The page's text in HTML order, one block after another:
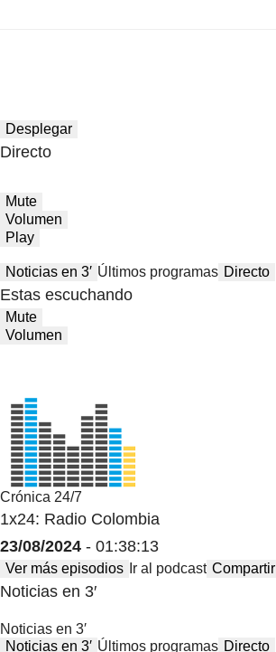
Desplegar
Directo
Mute
Volumen
Play
Noticias en 3′ Últimos programas Directo
Estas escuchando
Mute
Volumen
Crónica 24/7
1x24: Radio Colombia
23/08/2024 - 01:38:13
Ver más episodios Ir al podcast Compartir
Noticias en 3′
Noticias en 3′
Noticias en 3′ Últimos programas Directo